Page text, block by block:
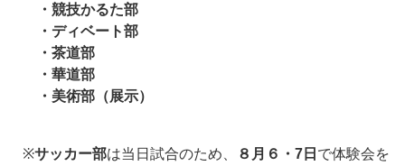
・競技かるた部
・ディベート部
・茶道部
・華道部
・美術部（展示）
※サッカー部は当日試合のため、 ８月６・7日 で体験会を